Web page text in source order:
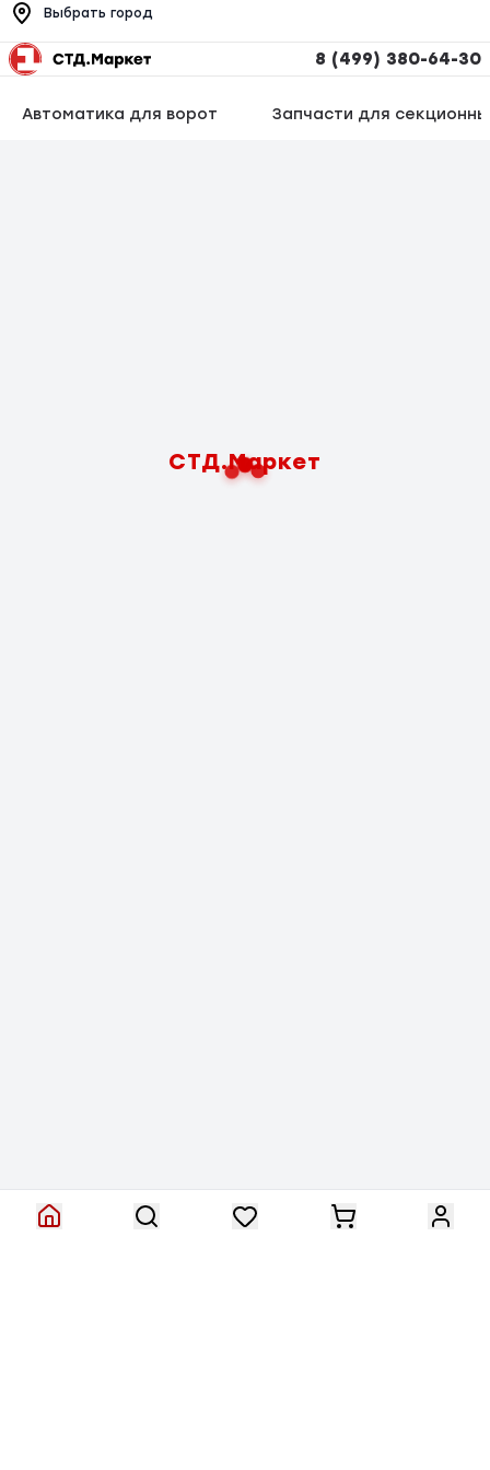
Выбрать город
8 (499) 380-64-30
Автоматика для ворот Запчасти для
СТД.Маркет